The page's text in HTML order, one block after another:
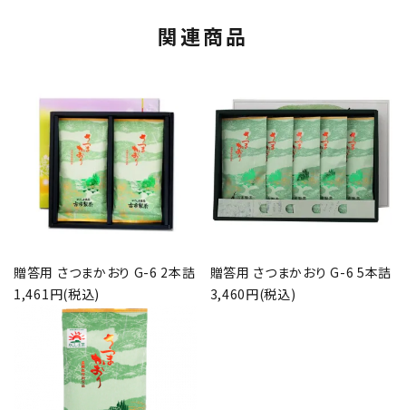
関連商品
贈答用 さつまかおり G-6 2本詰
1,461円(税込)
贈答用 さつまかおり G-6 5本詰
3,460円(税込)